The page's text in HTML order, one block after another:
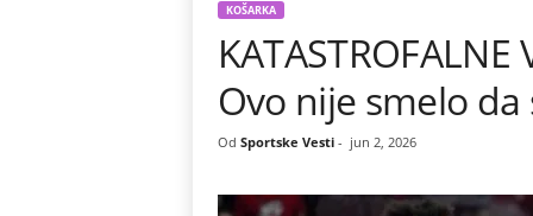
KOŠARKA
KATASTROFALNE
Ovo nije smelo da
Od Sportske Vesti- jun 2, 2026